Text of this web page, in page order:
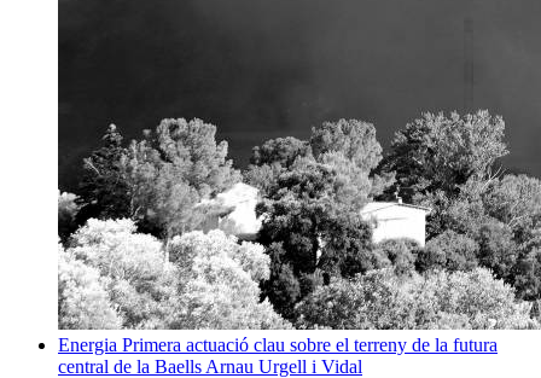
Energia Primera actuació clau sobre el terreny de la futura
central de la Baells Arnau Urgell i Vidal